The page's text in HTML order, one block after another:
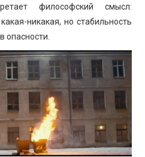
философский смысл:
никакая, но стабильность
опасности.